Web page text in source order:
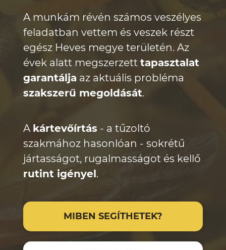
A munkám révén számos veszélyes
feladatban vettem és veszek részt
egész Heves megye területén. Az
évek alatt megszerzett tapasztalat
garantálja az aktuális probléma
szakszerű megoldását.
A kártevőírtás - a tűzoltó
szakmához hasonlóan - sokrétű
jártasságot, rugalmasságot és kellő
rutint igényel.
MIBEN SEGÍTHETEK?